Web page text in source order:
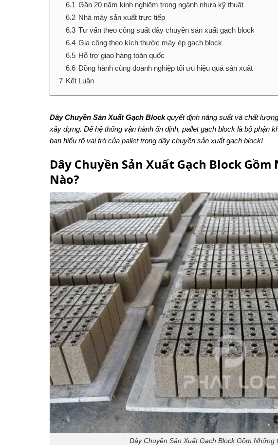
6.1 Gần 20 năm kinh nghiệm trong ngành nhựa kỹ thuật
6.2 Nhà máy sản xuất trực tiếp
6.3 Tư vấn theo công suất dây chuyền sản xuất gạch block
6.4 Gia công theo kích thước máy ép gạch block
6.5 Hỗ trợ giao hàng toàn quốc
6.6 Đồng hành cùng doanh nghiệp tối ưu hiệu quả sản xuất
7 Kết Luận
Dây Chuyền Sản Xuất Gạch Blockquyết định năng suất và chất
xây dựng. Để hệ thống vận hành ổn định, pallet gạch block là bộ phận
bạn hiểu rõ vai trò của pallet trong dây chuyền sản xuất gạch block!
Dây Chuyền Sản Xuất Gạch Block
Nào?
Dây Chuyền Sản Xuất Gạch Block Gồm Những